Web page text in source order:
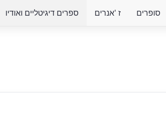
ספרים דיגיטליים ואודיו ז 'אנרים סופרים